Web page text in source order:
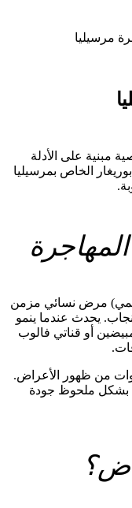
مرسيليا
مبنية على الأدلة
الخاص بمرسيليا
مرض نسائي مزمن
في سن الإنجاب. يحدث عندما ينمو
أو قناتي فالوب
المرض في المتوسط بعد 7 سنوات من ظهور الأعراض.
بشكل ملحوظ جودة